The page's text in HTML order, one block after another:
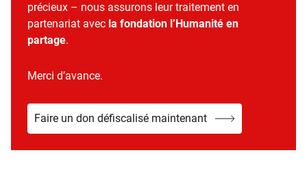
précieux – nous assurons leur traitement en
partenariat avec la fondation l’Humanité en
partage.
Merci d’avance.
Faire un don défiscalisé maintenant